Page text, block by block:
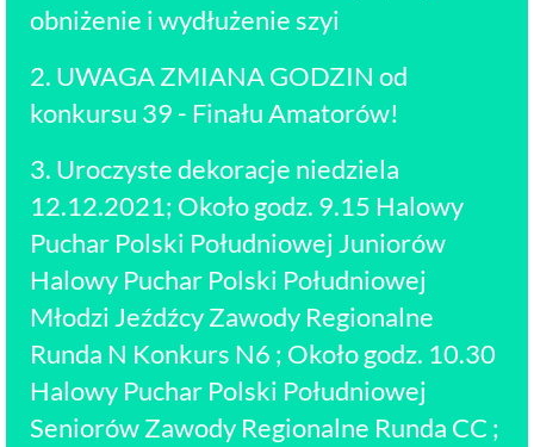
obniżenie i wydłużenie szyi
2. UWAGA ZMIANA GODZIN od
konkursu 39 - Finału Amatorów!
3. Uroczyste dekoracje niedziela
12.12.2021; Około godz. 9.15 Halowy
Puchar Polski Południowej Juniorów
Halowy Puchar Polski Południowej
Młodzi Jeźdźcy Zawody Regionalne
Runda N Konkurs N6 ; Około godz. 10.30
Halowy Puchar Polski Południowej
Seniorów Zawody Regionalne Runda CC ;